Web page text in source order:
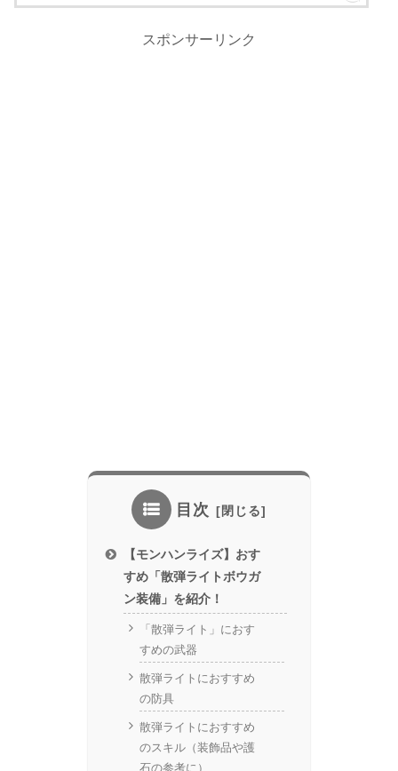
スポンサーリンク
目次
【モンハンライズ】おす
すめ「散弾ライトボウガ
ン装備」を紹介！
「散弾ライト」におす
すめの武器
散弾ライトにおすすめ
の防具
散弾ライトにおすすめ
のスキル（装飾品や護
石の参考に）